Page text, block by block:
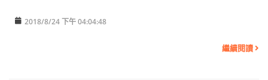
2018/8/24 下午 04:04:48
繼續閱讀